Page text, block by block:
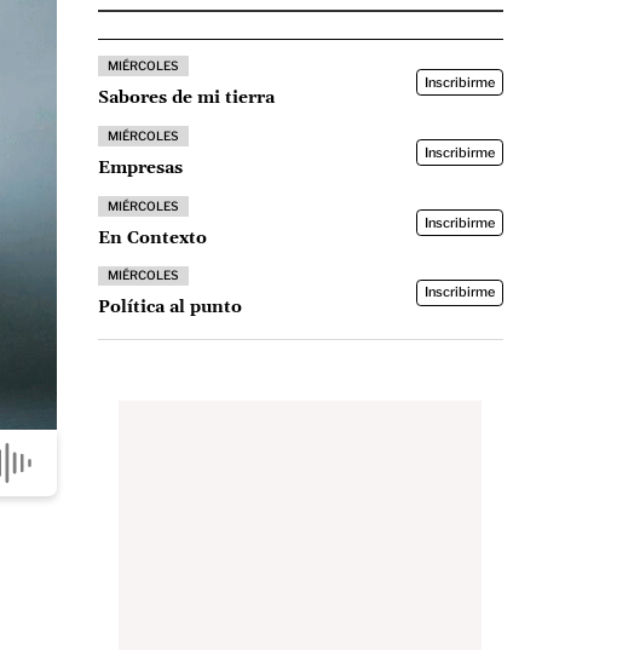
MIÉRCOLES
Sabores de mi tierra
Inscribirme
MIÉRCOLES
Empresas
Inscribirme
MIÉRCOLES
En Contexto
Inscribirme
MIÉRCOLES
Política al punto
Inscribirme